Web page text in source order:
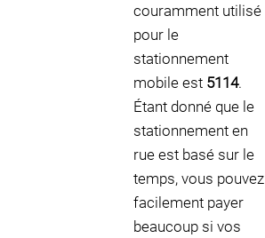
couramment utilisé
pour le
stationnement
mobile est 5114.
Étant donné que le
stationnement en
rue est basé sur le
temps, vous pouvez
facilement payer
beaucoup si vos